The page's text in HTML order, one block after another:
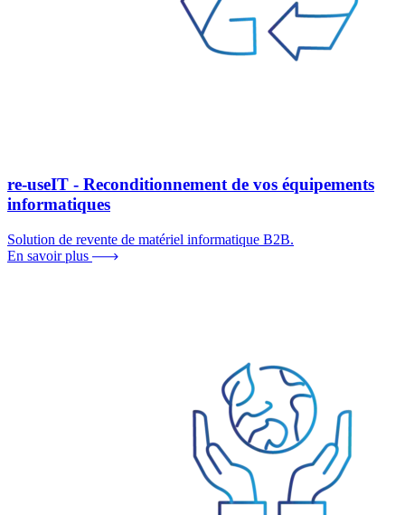
re-useIT - Reconditionnement de vos équipements
informatiques
Solution de revente de matériel informatique B2B.
En savoir plus